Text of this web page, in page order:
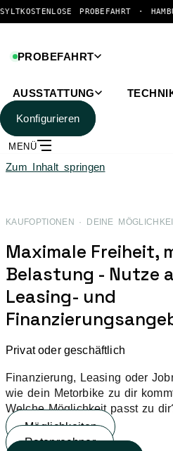
Zum Inhalt springen
PROBEFAHRT · HAMBURG ·
PROBEFAHRT
AUSSTATTUNG
Konfigurieren
MENÜ
KAUFOPTIONEN · DEINE
Maximale Freiheit,
Belastung - Nutze
Leasing- und
Privat oder geschäftlich
Finanzierung, Leasing oder
wie dein Metorbike zu dir
Welche Möglichkeit passt zu
Möglichkeiten
Ratenrechner